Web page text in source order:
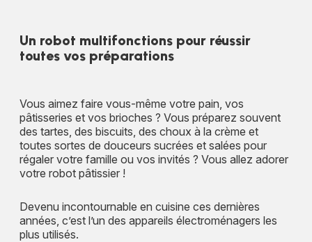
Un robot multifonctions pour réussir
toutes vos préparations
Vous aimez faire vous-même votre pain, vos
pâtisseries et vos brioches ? Vous préparez souvent
des tartes, des biscuits, des choux à la crème et
toutes sortes de douceurs sucrées et salées pour
régaler votre famille ou vos invités ? Vous allez adorer
votre robot pâtissier !
Devenu incontournable en cuisine ces dernières
années, c’est l’un des appareils électroménagers les
plus utilisés.